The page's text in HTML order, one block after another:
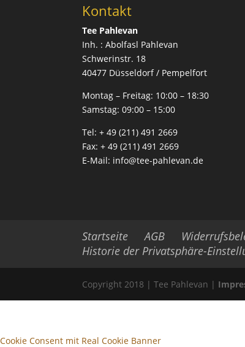
Kontakt
Tee Pahlevan
Inh. : Abolfasl Pahlevan
Schwerinstr. 18
40477 Düsseldorf / Pempelfort
Montag – Freitag: 10:00 – 18:30
Samstag: 09:00 – 15:00
Tel: + 49 (211) 491 2669
Fax: + 49 (211) 491 2669
E-Mail: info@tee-pahlevan.de
Startseite AGB
Historie der Privatsphäre-
Copyright 2018 | Tee Pahlevan |
Cookie Consent mit Real Cookie Banner